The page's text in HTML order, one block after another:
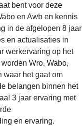
bent voor deze
en Awb en kennis
in de afgelopen 8 jaar
en actualisaties in
werkervaring op het
Wro, Wabo,
waar het gaat om
belangen binnen het
3 jaar ervaring met
en ervaring.